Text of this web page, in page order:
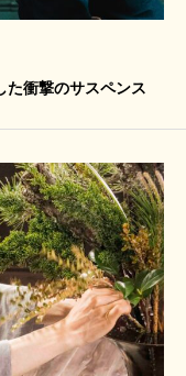
た衝撃のサスペンス